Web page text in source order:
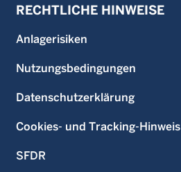
RECHTLICHE HINWEISE
Anlagerisiken
Nutzungsbedingungen
Datenschutzerklärung
Cookies- und Tracking-Hinweis
SFDR